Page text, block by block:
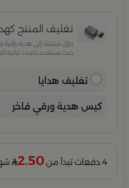
تغليف المنتج
حوّل منتجك إلى هدية راقية
حيث نستخدم خامات عالية
تغليف هدايا
كيس هدية ورقي فاخر
4 دفعات تبدأ من 2.50